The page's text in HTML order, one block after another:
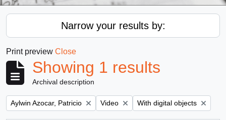
Narrow your results by:
Print preview Close
Showing 1 results
Archival description
Remove filter:
Aylwin Azocar, Patricio Remove filter:
Video Remove filter:
With digital objects